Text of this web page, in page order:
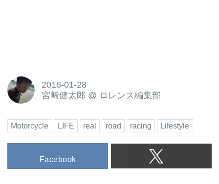
2016-01-28
宮﨑健太郎 @ ロレンス編集部
Motorcycle LIFE real road racing Lifestyle
Facebook